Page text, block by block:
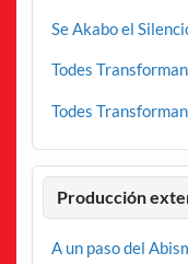
Se Akabo el
Todes
Todes
Producción
A un paso del